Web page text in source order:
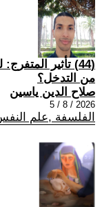
(44) تأثير
من التدخل؟
صلاح الدين ياسين
2026 / 8 / 5
الفلسفة ,علم